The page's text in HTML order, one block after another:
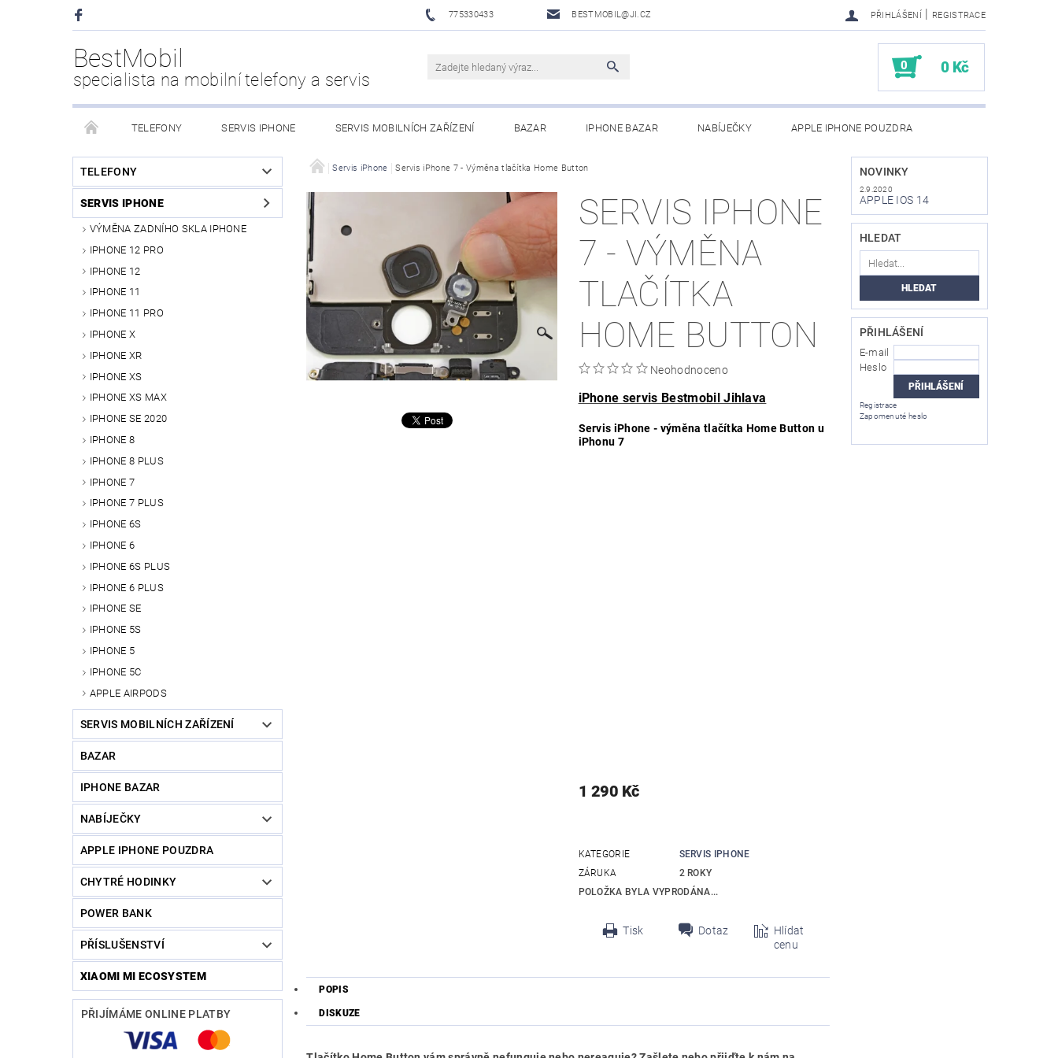
775330433 BESTMOBIL@JI.CZ PŘIHLÁŠENÍ | REGISTRACE
BestMobil
specialista na mobilní telefony a servis
0 0 Kč
TELEFONY SERVIS IPHONE SERVIS MOBILNÍCH ZAŘÍZENÍ BAZAR IPHONE BAZAR NABÍJEČKY APPLE IPHONE POUZDRA
CHYTRÉ HODINKY POWER BANK PŘÍSLUŠENSTVÍ XIAOMI MI ECOSYSTEM KONTAKTY
KDO JSME
TELEFONY
SERVIS IPHONE
VÝMĚNA ZADNÍHO SKLA IPHONE
IPHONE 12 PRO
IPHONE 12
IPHONE 11
IPHONE 11 PRO
IPHONE X
IPHONE XR
IPHONE XS
IPHONE XS MAX
IPHONE SE 2020
IPHONE 8
IPHONE 8 PLUS
IPHONE 7
IPHONE 7 PLUS
IPHONE 6S
IPHONE 6
IPHONE 6S PLUS
IPHONE 6 PLUS
IPHONE SE
IPHONE 5S
IPHONE 5
IPHONE 5C
APPLE AIRPODS
SERVIS MOBILNÍCH ZAŘÍZENÍ
BAZAR
IPHONE BAZAR
NABÍJEČKY
APPLE IPHONE POUZDRA
CHYTRÉ HODINKY
POWER BANK
PŘÍSLUŠENSTVÍ
XIAOMI MI ECOSYSTEM
PŘIJÍMÁME ONLINE PLATBY
Servis iPhone Servis iPhone 7 - Výměna tlačítka Home Button
SERVIS IPHONE
7 - VÝMĚNA
TLAČÍTKA
HOME BUTTON
Neohodnoceno
iPhone servis Bestmobil Jihlava
Servis iPhone - výměna tlačítka Home Button u
iPhonu 7
1 290 Kč
KATEGORIE
SERVIS IPHONE
ZÁRUKA
2 ROKY
POLOŽKA BYLA VYPRODÁNA...
Tisk Dotaz
Hlídat
cenu
POPIS
DISKUZE
NOVINKY
2.9.2020
APPLE IOS 14
HLEDAT
PŘIHLÁŠENÍ
E-mail
Heslo
Registrace
Zapomenuté heslo